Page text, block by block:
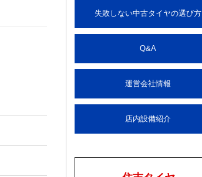
失敗しない中古タイヤの選び方
Q&A
運営会社情報
店内設備紹介